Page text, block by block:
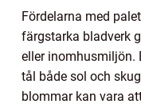
Fördelarna med
färgstarka bladverk
eller inomhusmiljön.
tål både sol och
blommar kan vara